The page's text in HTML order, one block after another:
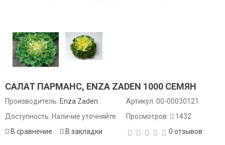
САЛАТ ПАРМАНС, ENZA ZADEN 1000 СЕМЯН
Производитель: Enza Zaden
Доступность: Наличие уточняйте
В сравнение
В закладки
Артикул: 00-00030121
Просмотров:
1432
0 отзывов